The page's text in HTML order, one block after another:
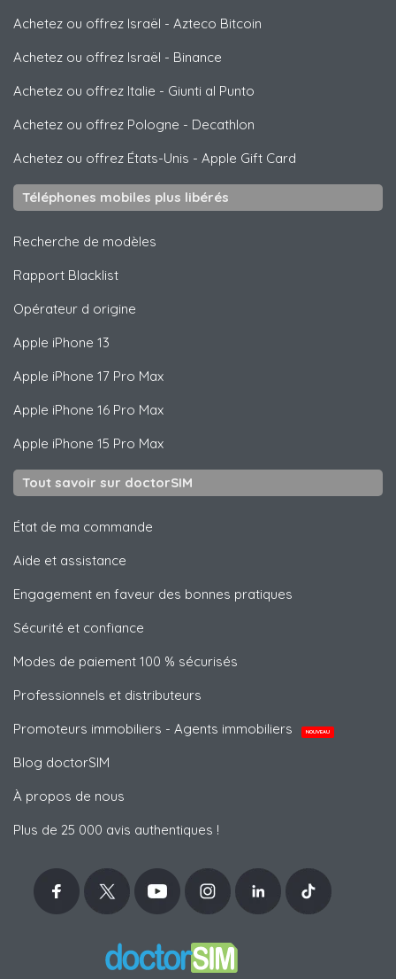
Achetez ou offrez Israël - Azteco Bitcoin
Achetez ou offrez Israël - Binance
Achetez ou offrez Italie - Giunti al Punto
Achetez ou offrez Pologne - Decathlon
Achetez ou offrez États-Unis - Apple Gift Card
Téléphones mobiles plus libérés
Recherche de modèles
Rapport Blacklist
Opérateur d origine
Apple iPhone 13
Apple iPhone 17 Pro Max
Apple iPhone 16 Pro Max
Apple iPhone 15 Pro Max
Tout savoir sur doctorSIM
État de ma commande
Aide et assistance
Engagement en faveur des bonnes pratiques
Sécurité et confiance
Modes de paiement 100 % sécurisés
Professionnels et distributeurs
Promoteurs immobiliers - Agents immobiliers
NOUVEAU
Blog doctorSIM
À propos de nous
Plus de 25 000 avis authentiques !